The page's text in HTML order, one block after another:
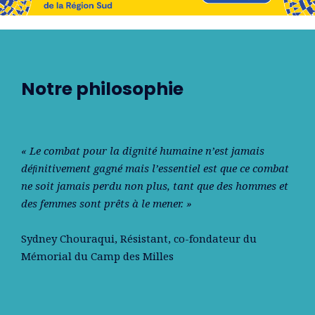
Notre philosophie
« Le combat pour la dignité humaine n’est jamais
déﬁnitivement gagné mais l’essentiel est que ce combat
ne soit jamais perdu non plus, tant que des hommes et
des femmes sont prêts à le mener. »
Sydney Chouraqui, Résistant, co-fondateur du
Mémorial du Camp des Milles